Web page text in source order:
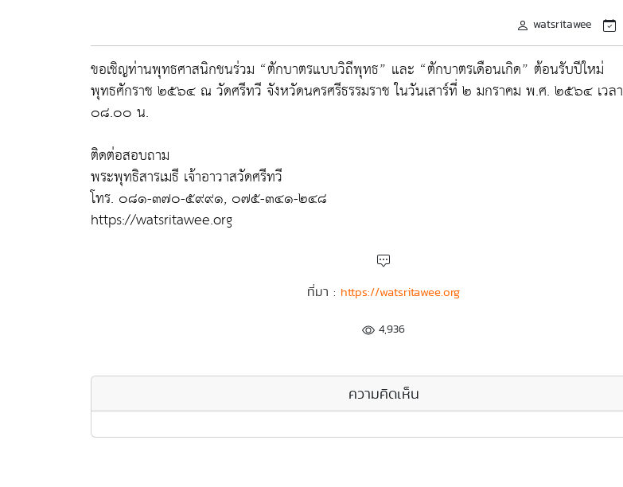
watsritawee
ขอเชิญท่านพุทธศาสนิกชนร่วม “ตักบาตรแบบวิถีพุทธ” และ “ตักบาตรเดือนเกิด” ต้อนรับปีใหม่
พุทธศักราช ๒๕๖๔ ณ วัดศรีทวี จังหวัดนครศรีธรรมราช ในวันเสาร์ที่ ๒ มกราคม พ.ศ. ๒๕๖๔ เวลา
๐๘.๐๐ น.
ติดต่อสอบถาม
พระพุทธิสารเมธี เจ้าอาวาสวัดศรีทวี
โทร. ๐๘๑-๓๗๐-๕๙๙๑, ๐๗๕-๓๔๑-๒๔๘
https://watsritawee.org
ที่มา : https://watsritawee.org
4,936
ความคิดเห็น